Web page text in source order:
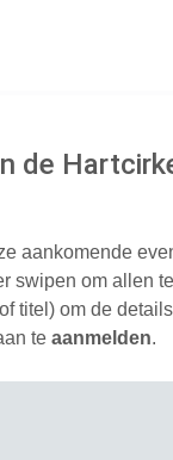
de
aankomende
swipen om allen
titel) om de
teaanmelden.